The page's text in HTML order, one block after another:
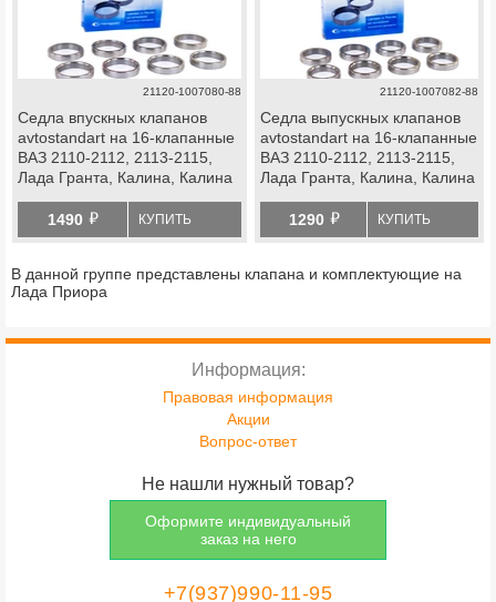
21120-1007080-88
Седла впускных клапанов
avtostandart на 16-клапанные
ВАЗ 2110-2112, 2113-2115,
Лада Гранта, Калина, Калина
1490 й КУПИТЬ
21120-1007082-88
Седла выпускных клапанов
avtostandart на 16-клапанные
ВАЗ 2110-2112, 2113-2115,
Лада Гранта, Калина, Калина
1290 й КУПИТЬ
В данной группе представлены клапана и комплектующие на
Лада Приора
+7(937)990-11-95
Информация:
Правовая информация
Акции
Вопрос-ответ
Не нашли нужный товар?
Оформите индивидуальный
заказ на него